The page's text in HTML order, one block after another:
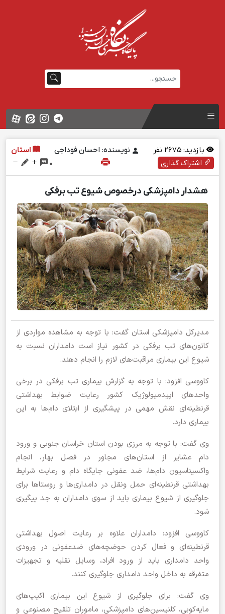
بازدید: نفر نویسنده: احسان فوداجی
استان
اشتراک گذاری
0
هشدار دامپزشکی درخصوص شیوع تب برفکی
مدیرکل دامپزشکی استان گفت: با توجه به مشاهده مواردی از
کانون‌های تب برفکی در کشور نیاز است دامداران نسبت به
شیوع این بیماری مراقبت‌های لازم را انجام دهند.
کاووسی افزود: با توجه به گزارش بیماری تب برفکی در برخی
واحد‌های اپیدمیولوژیک کشور رعایت ضوابط بهداشتی
قرنطینه‌ای نقش مهمی در پیشگیری از ابتلای دام‌ها به این
بیماری دارد.
وی گفت: با توجه به مرزی بودن استان خراسان جنوبی و ورود
دام عشایر از استان‌های مجاور در فصل بهار، انجام
واکسیناسیون دام‌ها، ضد عفونی جایگاه دام و رعایت شرایط
بهداشتی قرنطینه‌ای حمل ونقل در دامداری‌ها و روستا‌ها برای
جلوگیری از شیوع بیماری باید از سوی دامداران به جد پیگیری
شود.
کاووسی افزود: دامداران علاوه بر رعایت اصول بهداشتی
قرنطینه‌ای و فعال کردن حوضچه‌های ضدعفونی در ورودی
واحد دامداری باید از ورود افراد، وسایل نقلیه و تجهیزات
متفرقه به داخل واحد دامداری جلوگیری کنند.
وی گفت: برای جلوگیری از شیوع این بیماری اکیپ‌های
مایه‌کوبی، کلنیسین‌های دامپزشکی، ماموران تلقیح مصنوعی و